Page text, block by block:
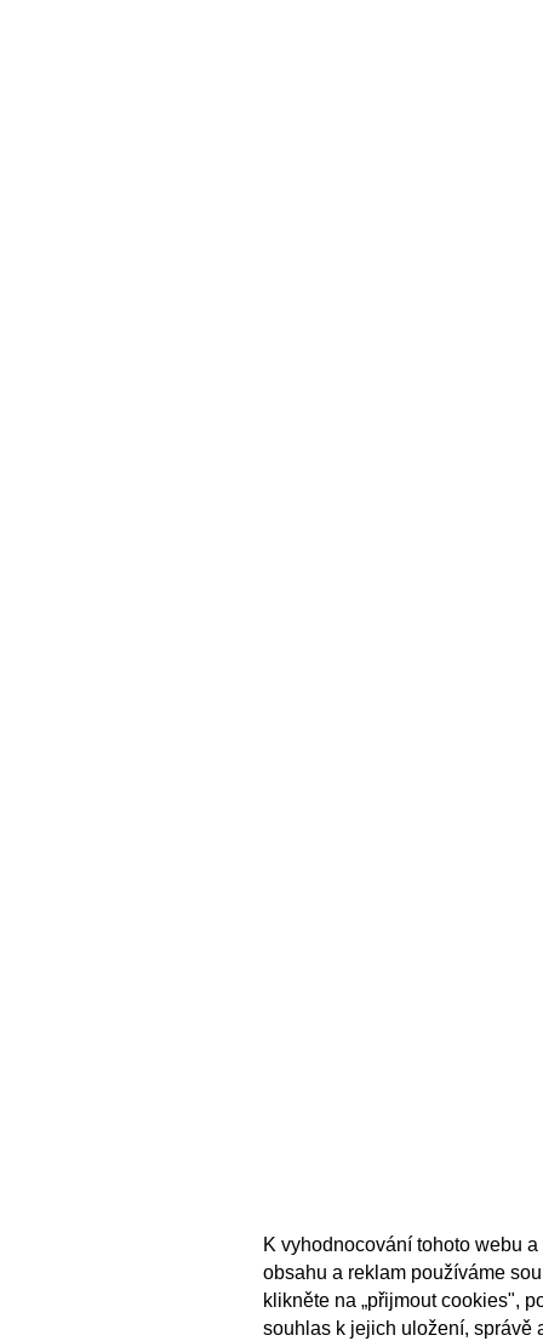
K vyhodnocování tohoto webu
obsahu a reklam používáme
klikněte na „přijmout cookies",
souhlas k jejich uložení, správě